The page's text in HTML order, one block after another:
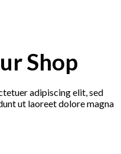
Shop
adipiscing elit, sed
ut laoreet dolore magna